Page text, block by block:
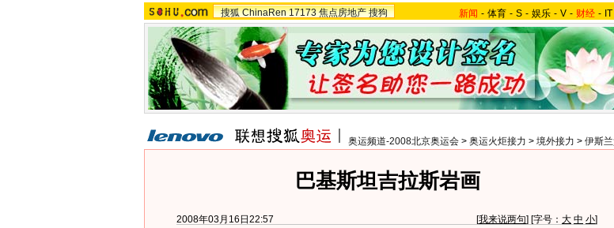
搜狐 ChinaRen 17173 焦点房地产 搜狗 新闻 - 体育 - S - 娱乐 - V - 财经 - IT
奥运频道-2008北京奥运会 > 奥运火炬接力 > 境外接力 > 伊斯
巴基斯坦吉拉斯岩画
2008年03月16日22:57 [我来说两句] [字号： 大 中 小]